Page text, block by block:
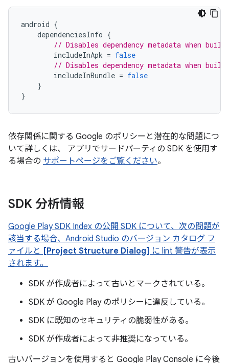
android {
dependenciesInfo {
// Disables dependency metadata when
includeInApk = false
// Disables dependency metadata when
includeInBundle = false
}
}
依存関係に関する Google のポリシーと潜在的な問題につ
いて詳しくは、 アプリでサードパーティの SDK を使用す
る場合の サポートページをご覧ください。
SDK 分析情報
Google Play SDK Index の公開 SDK について、次の問題が
該当する場合、Android Studio のバージョン カタログ フ
ァイルと [Project Structure Dialog] に lint 警告が表示
されます。
SDK が作成者によって古いとマークされている。
SDK が Google Play のポリシーに違反している。
SDK に既知のセキュリティの脆弱性がある。
SDK が作成者によって非推奨になっている。
古いバージョンを使用すると Google Play Console に今後